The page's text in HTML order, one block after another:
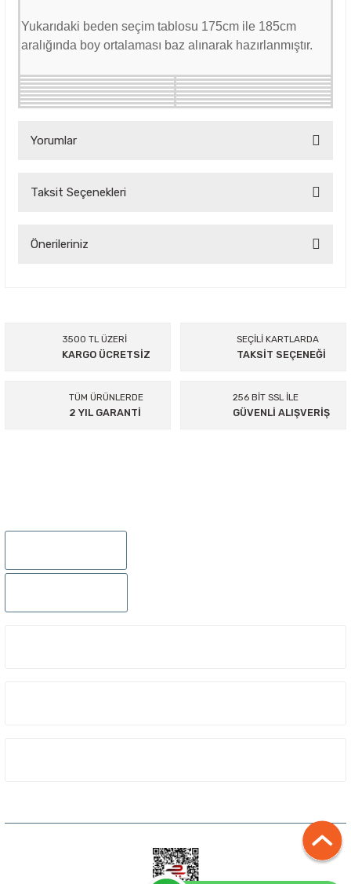
Yukarıdaki beden seçim tablosu 175cm ile 185cm
aralığında boy ortalaması baz alınarak hazırlanmıştır.
Yorumlar
Bu ürüne ilk yorumu siz yapın!
Taksit Seçenekleri
Önerileriniz
Ürün resmi kalitesiz, bozuk veya görüntülenemiyor.
Ürün bilgilerinde hatalar bulunuyor.
3500 TL ÜZERİ
KARGO ÜCRETSİZ
SEÇİLİ KARTLARDA
TAKSİT SEÇENEĞİ
TÜM ÜRÜNLERDE
2 YIL GARANTİ
256 BİT SSL İLE
GÜVENLİ ALIŞVERİŞ